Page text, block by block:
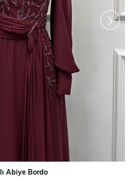
›
Abiye Bordo